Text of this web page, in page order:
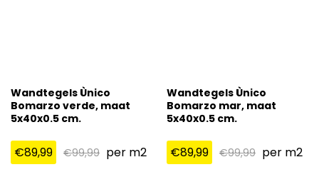
Wandtegels Ùnico
Bomarzo verde, maat
5x40x0.5 cm.
€89,99 €99,99 per m2
Wandtegels Ùnico
Bomarzo mar, maat
5x40x0.5 cm.
€89,99 €99,99 per m2